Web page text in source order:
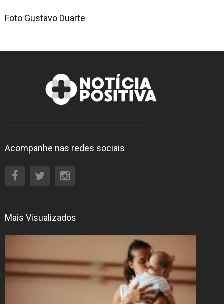
Foto Gustavo Duarte
Acompanhe nas redes sociais
Mais Visualizados